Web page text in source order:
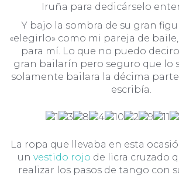
Iruña para dedicárselo
Y bajo la sombra de su gran
«elegirlo» como mi pareja de
para mí. Lo que no puedo
gran bailarín pero seguro que lo
solamente bailara la décima
escribía.
La ropa que llevaba en esta
un vestido rojo de licra cruzado
realizar los pasos de tango con